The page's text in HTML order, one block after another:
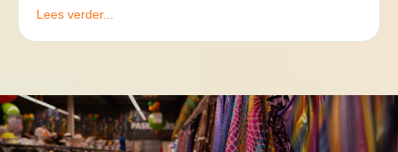
Lees verder...